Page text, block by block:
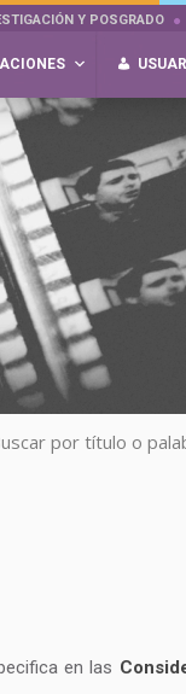
Y POSGRADO
en las